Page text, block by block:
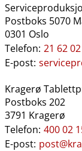
Postboks 5070
0301 Oslo
Telefon: 21 62
E-post:
Kragerø
Postboks 202
3791 Kragerø
Telefon: 400 02
E-post: